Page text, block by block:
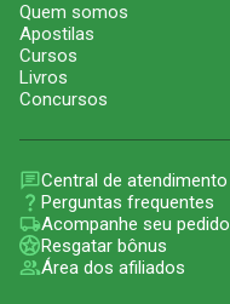
Quem somos
Apostilas
Cursos
Livros
Concursos
Central de atendimento
Perguntas frequentes
Acompanhe seu pedido
Resgatar bônus
Área dos afiliados